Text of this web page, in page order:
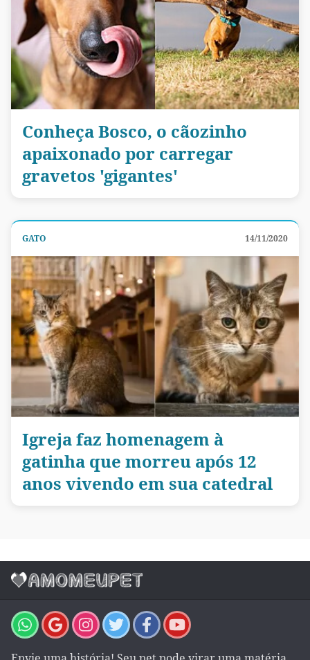
Conheça Bosco, o cãozinho
apaixonado por carregar
gravetos 'gigantes'
GATO 14/11/2020
Igreja faz homenagem à
gatinha que morreu após 12
anos vivendo em sua catedral